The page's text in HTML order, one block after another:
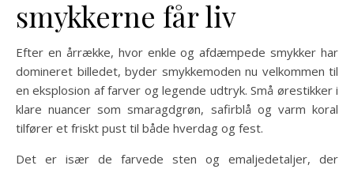
smykkerne får liv
Efter en årrække, hvor enkle og afdæmpede smykker har
domineret billedet, byder smykkemoden nu velkommen til
en eksplosion af farver og legende udtryk. Små ørestikker i
klare nuancer som smaragdgrøn, safirblå og varm koral
tilfører et friskt pust til både hverdag og fest.
Det er især de farvede sten og emaljedetaljer, der